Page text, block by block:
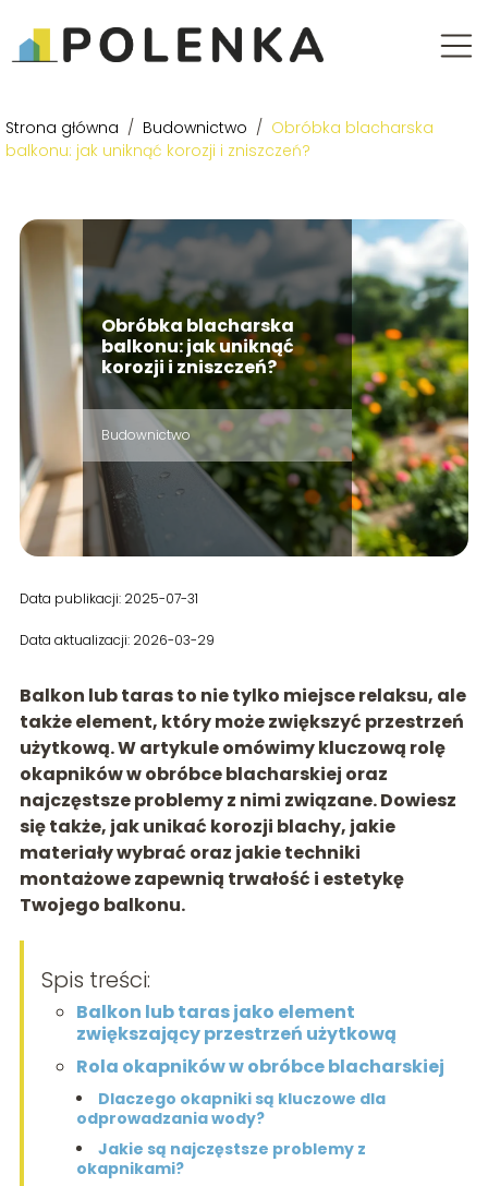
Strona główna / Budownictwo / Obróbka blacharska
balkonu: jak uniknąć korozji i zniszczeń?
Obróbka blacharska
balkonu: jak uniknąć
korozji i zniszczeń?
Budownictwo
Data publikacji: 2025-07-31
Data aktualizacji: 2026-03-29
Balkon lub taras to nie tylko miejsce relaksu, ale
także element, który może zwiększyć przestrzeń
użytkową. W artykule omówimy kluczową rolę
okapników w obróbce blacharskiej oraz
najczęstsze problemy z nimi związane. Dowiesz
się także, jak unikać korozji blachy, jakie
materiały wybrać oraz jakie techniki
montażowe zapewnią trwałość i estetykę
Twojego balkonu.
Spis treści:
Balkon lub taras jako element
zwiększający przestrzeń użytkową
Rola okapników w obróbce blacharskiej
Dlaczego okapniki są kluczowe dla
odprowadzania wody?
Jakie są najczęstsze problemy z
okapnikami?